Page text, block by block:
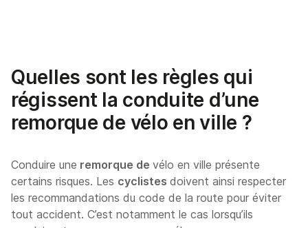
Quelles sont les règles qui
régissent la conduite d’une
remorque de vélo en ville ?
Conduire une remorque de vélo en ville présente
certains risques. Les cyclistes doivent ainsi respecter
les recommandations du code de la route pour éviter
tout accident. C’est notamment le cas lorsqu’ils